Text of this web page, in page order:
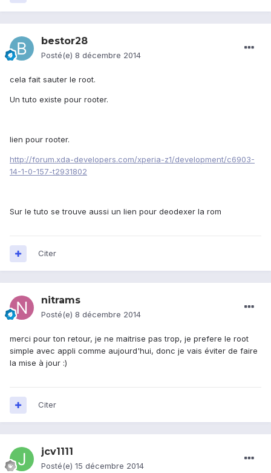
bestor28
Posté(e) 8 décembre 2014
cela fait sauter le root.
Un tuto existe pour rooter.
lien pour rooter.
http://forum.xda-developers.com/xperia-z1/development/c6903-
14-1-0-157-t2931802
Sur le tuto se trouve aussi un lien pour deodexer la rom
Citer
nitrams
Posté(e) 8 décembre 2014
merci pour ton retour, je ne maitrise pas trop, je prefere le root
simple avec appli comme aujourd'hui, donc je vais éviter de faire
la mise à jour :)
Citer
jcv1111
Posté(e) 15 décembre 2014